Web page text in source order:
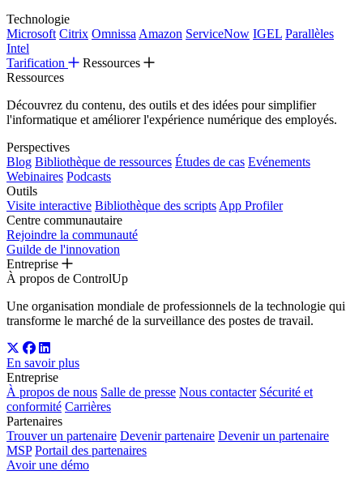
Technologie
Microsoft Citrix Omnissa Amazon ServiceNow IGEL Parallèles
Intel
Tarification
Ressources
Ressources
Découvrez du contenu, des outils et des idées pour simplifier
l'informatique et améliorer l'expérience numérique des employés.
Perspectives
Blog Bibliothèque de ressources Études de cas Evénements
Webinaires Podcasts
Outils
Visite interactive Bibliothèque des scripts App Profiler
Centre communautaire
Rejoindre la communauté
Guilde de l'innovation
Entreprise
À propos de ControlUp
Une organisation mondiale de professionnels de la technologie qui
transforme le marché de la surveillance des postes de travail.
En savoir plus
Entreprise
À propos de nous Salle de presse Nous contacter Sécurité et
conformité Carrières
Partenaires
Trouver un partenaire Devenir partenaire Devenir un partenaire
MSP Portail des partenaires
Avoir une démo